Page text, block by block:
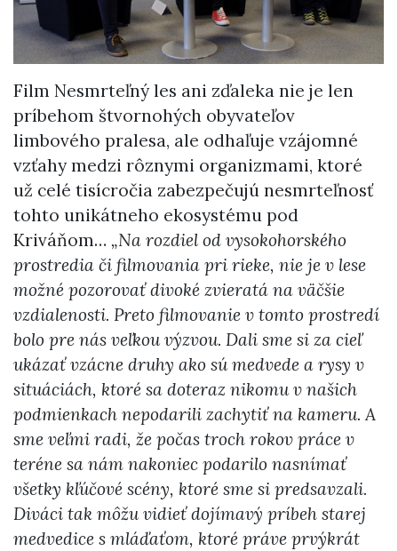
Film Nesmrteľný les ani zďaleka nie je len
príbehom štvornohých obyvateľov
limbového pralesa, ale odhaľuje vzájomné
vzťahy medzi rôznymi organizmami, ktoré
už celé tisícročia zabezpečujú nesmrteľnosť
tohto unikátneho ekosystému pod
Kriváňom… „Na rozdiel od vysokohorského
prostredia či filmovania pri rieke, nie je v lese
možné pozorovať divoké zvieratá na väčšie
vzdialenosti. Preto filmovanie v tomto prostredí
bolo pre nás veľkou výzvou. Dali sme si za cieľ
ukázať vzácne druhy ako sú medvede a rysy v
situáciách, ktoré sa doteraz nikomu v našich
podmienkach nepodarili zachytiť na kameru. A
sme veľmi radi, že počas troch rokov práce v
teréne sa nám nakoniec podarilo nasnímať
všetky kľúčové scény, ktoré sme si predsavzali.
Diváci tak môžu vidieť dojímavý príbeh starej
medvedice s mláďaťom, ktoré práve prvýkrát